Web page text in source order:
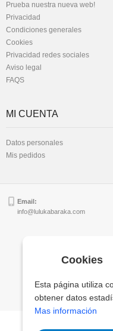
Prueba nuestra nueva web!
Privacidad
Condiciones generales
Cookies
Privacidad redes sociales
Aviso legal
FAQS
MI CUENTA
Datos personales
Mis pedidos
Email:
info@lulukabaraka.com
Cookies
Esta página utiliza
obtener datos
Mas información